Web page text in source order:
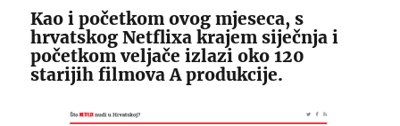
Kao i početkom ovog mjeseca, s
hrvatskog Netflixa krajem siječnja i
početkom veljače izlazi oko 120
starijih filmova A produkcije.